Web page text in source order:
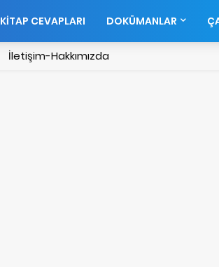
KİTAP CEVAPLARI DOKÜMANLAR
İletişim-Hakkımızda